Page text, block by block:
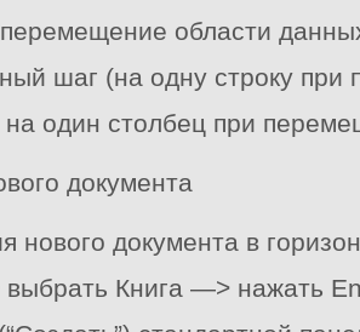
области
шаг (на одну строку при
на один столбец при
документа
нового документа в
Книга —> нажать